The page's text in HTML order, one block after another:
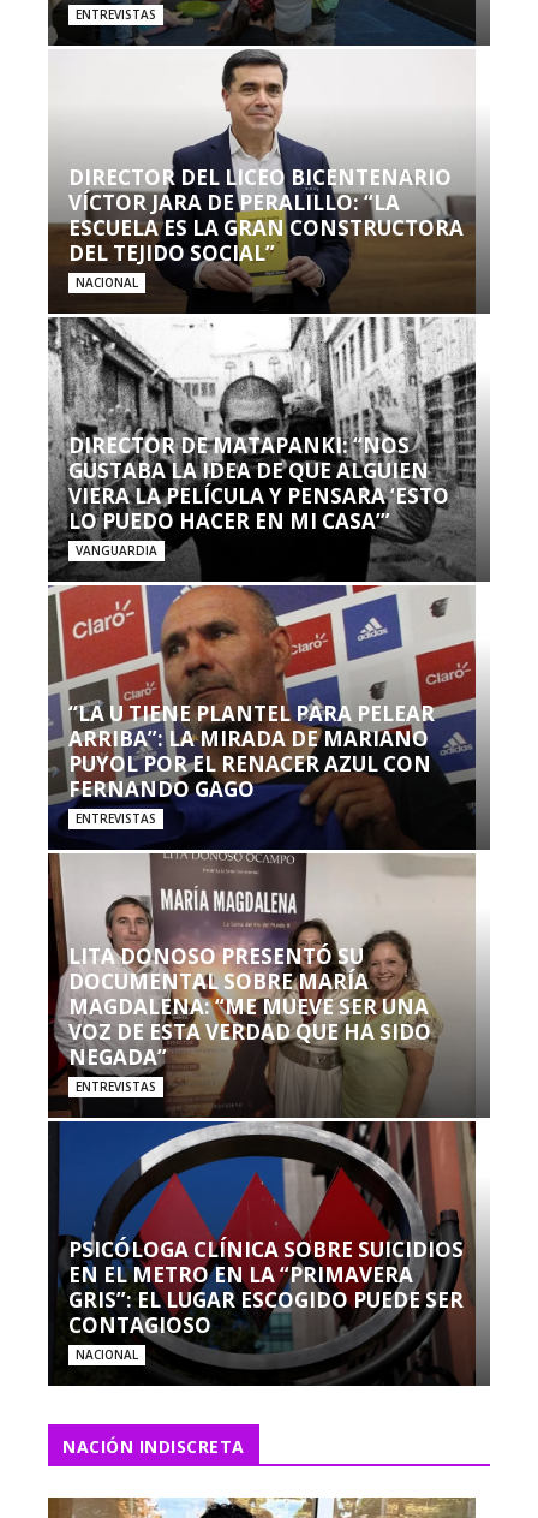
ENTREVISTAS
DIRECTOR DEL LICEO BICENTENARIO
VÍCTOR JARA DE PERALILLO: “LA
ESCUELA ES LA GRAN CONSTRUCTORA
DEL TEJIDO SOCIAL”
NACIONAL
DIRECTOR DE MATAPANKI: “NOS
GUSTABA LA IDEA DE QUE ALGUIEN
VIERA LA PELÍCULA Y PENSARA ‘ESTO
LO PUEDO HACER EN MI CASA’”
VANGUARDIA
“LA U TIENE PLANTEL PARA PELEAR
ARRIBA”: LA MIRADA DE MARIANO
PUYOL POR EL RENACER AZUL CON
FERNANDO GAGO
ENTREVISTAS
LITA DONOSO PRESENTÓ SU
DOCUMENTAL SOBRE MARÍA
MAGDALENA: “ME MUEVE SER UNA
VOZ DE ESTA VERDAD QUE HA SIDO
NEGADA”
ENTREVISTAS
PSICÓLOGA CLÍNICA SOBRE SUICIDIOS
EN EL METRO EN LA “PRIMAVERA
GRIS”: EL LUGAR ESCOGIDO PUEDE SER
CONTAGIOSO
NACIONAL
NACIÓN INDISCRETA